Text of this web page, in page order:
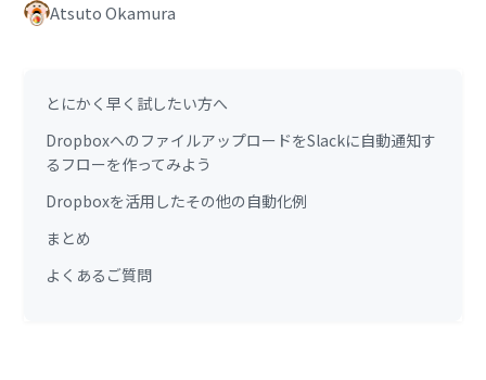
Atsuto Okamura
とにかく早く試したい方へ
DropboxへのファイルアップロードをSlackに自動通知す
るフローを作ってみよう
Dropboxを活用したその他の自動化例
まとめ
よくあるご質問